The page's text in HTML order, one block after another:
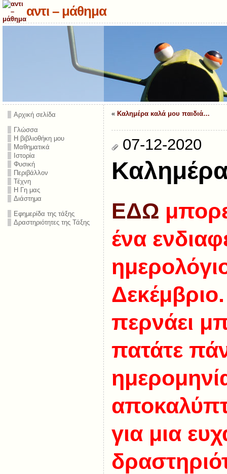
αντι – μάθημα
Αρχική σελίδα
Γλώσσα
Η βιβλιοθήκη μου
Μαθηματικά
Ιστορία
Φυσική
Περιβάλλον
Τέχνη
Η Γη μας
Διάστημα
Εφημερίδα της τάξης
Δραστηριότητες της Τάξης
« Καλημέρα καλά μου παιδιά…
07-12-2020
ΕΔΩ
ένα
περνάει
πατάτε
για μια